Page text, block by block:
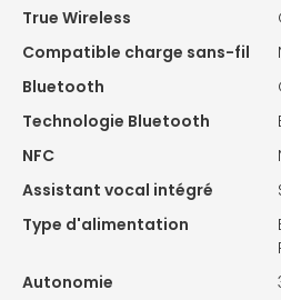
True Wireless
Compatible charge sans-fil
Bluetooth
Technologie Bluetooth
NFC
Assistant vocal intégré
Type d'alimentation
Autonomie